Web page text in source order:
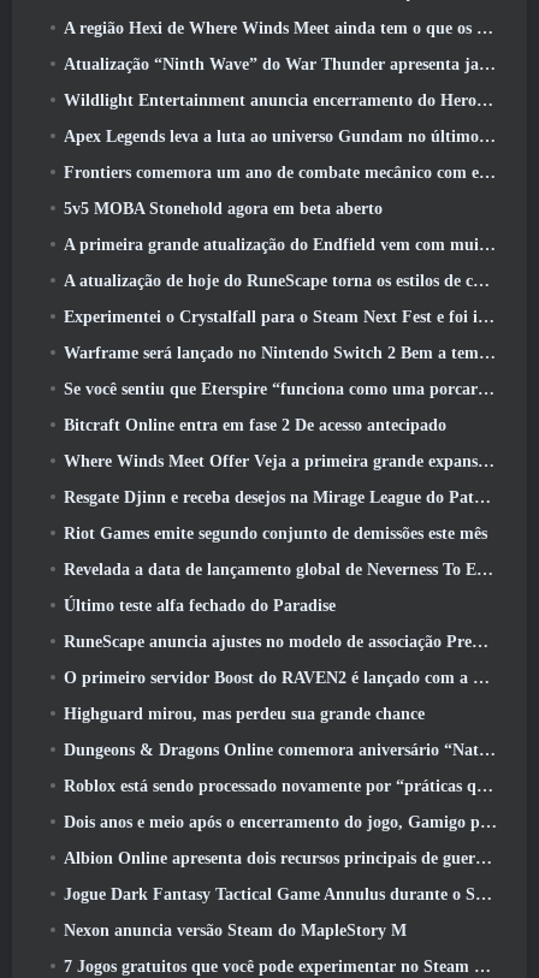
A região Hexi de Where Winds Meet ainda tem o que os jogadores amam, ao mesmo tempo que é uma experiência única
Atualização “Ninth Wave” do War Thunder apresenta jatos Rank IX
Wildlight Entertainment anuncia encerramento do Hero Shooter Highguard gratuito
Apex Legends leva a luta ao universo Gundam no último evento de crossover
Frontiers comemora um ano de combate mecânico com eventos de aniversário
5v5 MOBA Stonehold agora em beta aberto
A primeira grande atualização do Endfield vem com muitas otimizações
A atualização de hoje do RuneScape torna os estilos de combate originais do MMORPG mais fáceis de aprender
Experimentei o Crystalfall para o Steam Next Fest e foi isso que aprendi
Warframe será lançado no Nintendo Switch 2 Bem a tempo para a próxima grande atualização, O Shadowgrapher
Se você sentiu que Eterspire “funciona como uma porcaria”, O diretor criativo diz que isso não acontece mais
Bitcraft Online entra em fase 2 De acesso antecipado
Where Winds Meet Offer Veja a primeira grande expansão na transmissão ao vivo Hexi
Resgate Djinn e receba desejos na Mirage League do Path Of Exile
Riot Games emite segundo conjunto de demissões este mês
Revelada a data de lançamento global de Neverness To Everness
Último teste alfa fechado do Paradise
RuneScape anuncia ajustes no modelo de associação Premier para levar em conta as mudanças recentes no MMORPG
O primeiro servidor Boost do RAVEN2 é lançado com a atualização de hoje
Highguard mirou, mas perdeu sua grande chance
Dungeons & Dragons Online comemora aniversário “Natural 20” com missões e recompensas especiais
Roblox está sendo processado novamente por “práticas que colocam em perigo e exploram crianças”
Dois anos e meio após o encerramento do jogo, Gamigo provoca o retorno do MMO medieval Glory Victis
Albion Online apresenta dois recursos principais de guerra de facções na atualização Realm Divided Part II
Jogue Dark Fantasy Tactical Game Annulus durante o Steam Next Fest
Nexon anuncia versão Steam do MapleStory M
7 Jogos gratuitos que você pode experimentar no Steam Next Fest